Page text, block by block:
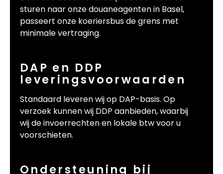
sturen naar onze douaneagenten in Basel,
passeert onze koeriersbus de grens met
minimale vertraging.
DAP en DDP
leveringsvoorwaarden
Standaard leveren wij op DAP-basis. Op
verzoek kunnen wij DDP aanbieden, waarbij
wij de invoerrechten en lokale btw voor u
voorschieten.
Ondersteuning bij